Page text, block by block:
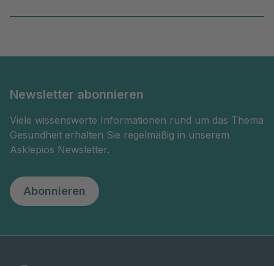
Newsletter abonnieren
Viele wissenswerte Informationen rund um das Thema
Gesundheit erhalten Sie regelmäßig in unserem
Asklepios Newsletter.
Abonnieren